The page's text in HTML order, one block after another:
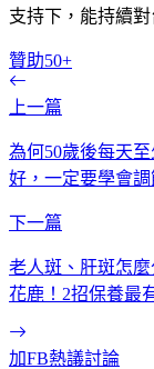
支持下，能持續
贊助50+
上一篇
為何50歲後每天
好，一定要學會
下一篇
老人斑、肝斑怎
花鹿！2招保養最
加FB熱議討論